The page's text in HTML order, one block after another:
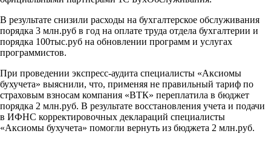
В результате снизили расходы на бухгалтерское обслуживания
порядка 3 млн.руб в год на оплате труда отдела бухгалтерии и
порядка 100тыс.руб на обновлении программ и услугах
программистов.
При проведении экспресс-аудита специалисты «Аксиомы
бухучета» выяснили, что, применяя не правильный тариф по
страховым взносам компания «ВТК» переплатила в бюджет
порядка 2 млн.руб. В результате восстановления учета и подачи
в ИФНС корректировочных деклараций специалисты
«Аксиомы бухучета» помогли вернуть из бюджета 2 млн.руб.